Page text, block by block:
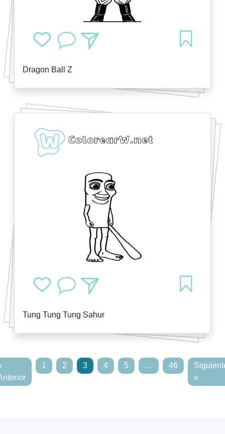
Dragon Ball Z
Tung Tung Tung Sahur
1 2 3 4 5 … 46
»